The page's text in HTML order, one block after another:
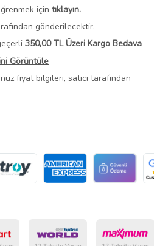
için tıklayın.
gönderilecektir.
350,00 TL Üzeri Kargo Bedava
Görüntüle
fiyat bilgileri, satıcı tarafından